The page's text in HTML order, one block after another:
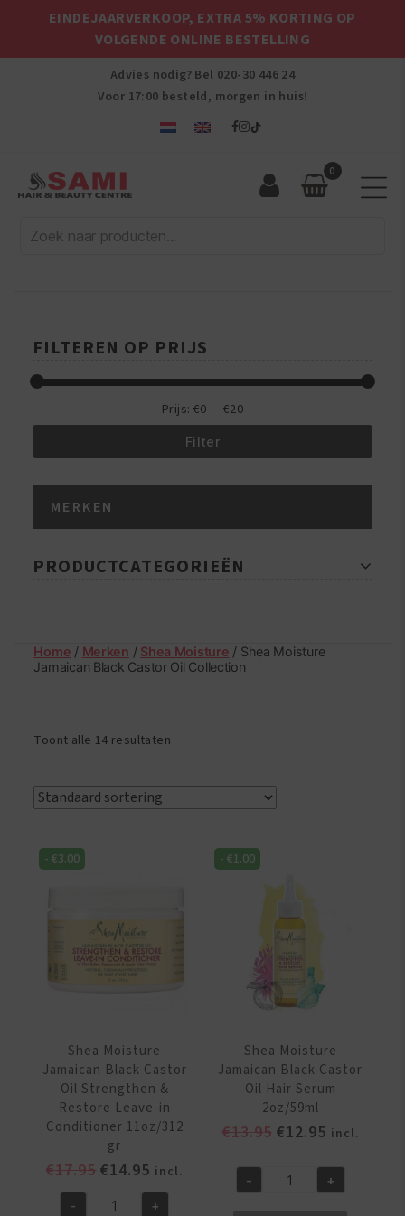
EINDEJAARVERKOOP, EXTRA 5% KORTING OP
VOLGENDE ONLINE BESTELLING
Advies nodig? Bel 020-30 446 24
Voor 17:00 besteld, morgen in huis!
Afro
Hair
0
FILTEREN OP PRIJS
Filter
Prijs: €0 — €20
MERKEN
PRODUCTCATEGORIEËN
Home / Merken / Shea Moisture / Shea Moisture
Jamaican Black Castor Oil Collection
Toont alle 14 resultaten
-€3.00
Shea Moisture
Jamaican Black Castor
Oil Strengthen &
Restore Leave-in
Conditioner 11oz/312
gr
€17.95 Oorspronkelijke
€14.95 Huidige
prijs
incl.
- +
-€1.00
Shea Moisture
Jamaican Black Castor
Oil Hair Serum
2oz/59ml
€13.95 Oorspronkelijke
was:
€13.95.
€12.95Huidige
is:
€12.95.
incl.
Shea
- +